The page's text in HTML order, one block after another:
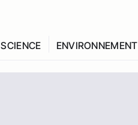
SCIENCE ENVIRONNEMENT